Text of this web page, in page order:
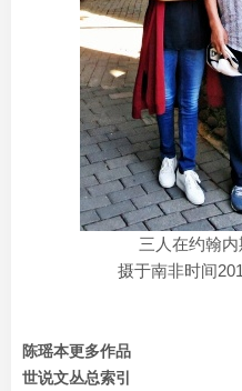
三人在约翰
摄于南非时间
陈瑶本更多作品
世说文丛总索引